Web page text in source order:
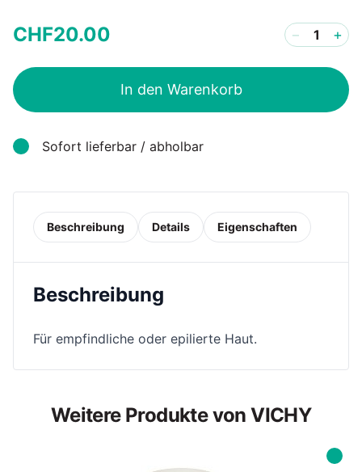
CHF20.00 − +
In den Warenkorb
Sofort lieferbar / abholbar
Beschreibung Details Eigenschaften
Beschreibung
Für empfindliche oder epilierte Haut.
Weitere Produkte von VICHY